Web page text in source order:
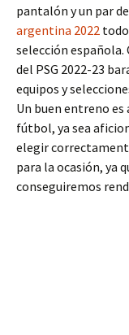
pantalón y un par
argentina 2022
selección española.
del PSG 2022-23
equipos y
Un buen entreno
fútbol, ya sea
elegir
para la ocasión, ya
conseguiremos